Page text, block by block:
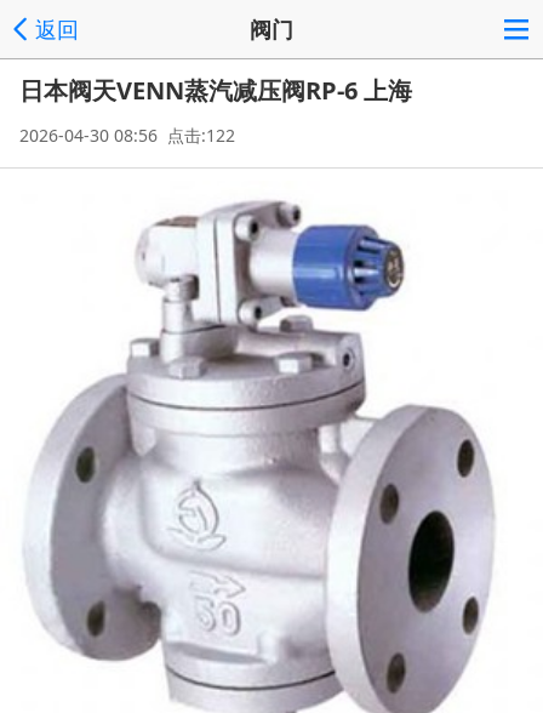
返回 阀门
日本阀天VENN蒸汽减压阀RP-6 上海
2026-04-30 08:56 点击:122